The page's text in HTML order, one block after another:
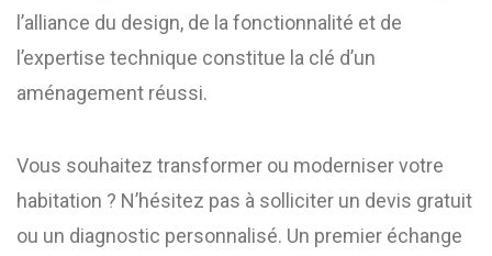
l’alliance du design, de la fonctionnalité et de
l’expertise technique constitue la clé d’un
aménagement réussi.
Vous souhaitez transformer ou moderniser votre
habitation ? N’hésitez pas à solliciter un devis gratuit
ou un diagnostic personnalisé. Un premier échange